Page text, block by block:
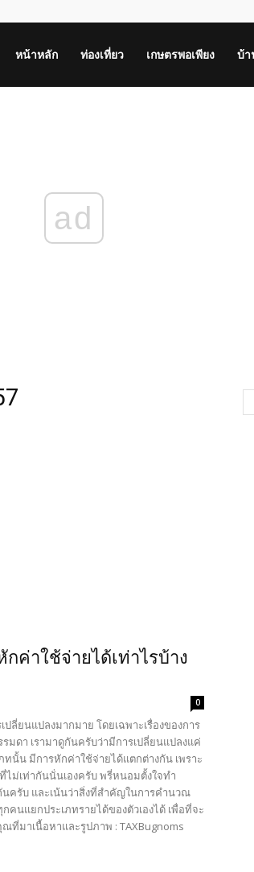
หน้าหลัก ท่องเที่ยว เกษตรพอเพียง บ้
ad
ค่าใช้จ่ายได้เท่าไรบ้าง
0
ลี่ยนแปลงมากมาย โดยเฉพาะเรื่องของการ
มดา เรามาดูกันครับว่ามีการเปลี่ยนแปลงแค่
ทนั้น มีการหักค่าใช้จ่ายได้แตกต่างกัน เพราะ
ม่เท่ากันนั่นเองครับ พรี่หนอมตั้งใจทำ
ครับ และเน้นว่าสิ่งที่สำคัญในการคำนวณ
นแยกประเภทรายได้ของตัวเองได้ เพื่อที่จะ
มาเนื้อหาและรูปภาพ : TAXBugnoms